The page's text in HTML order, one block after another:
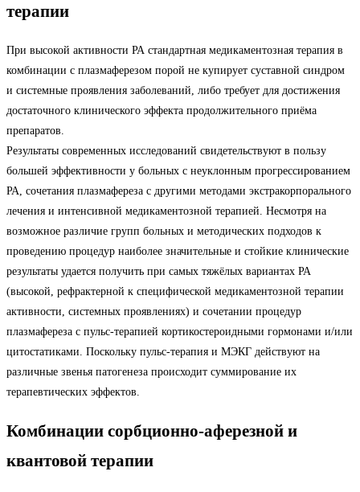
терапии
При высокой активности РА стандартная медикаментозная терапия в
комбинации с плазмаферезом порой не купирует суставной синдром
и системные проявления заболеваний, либо требует для достижения
достаточного клинического эффекта продолжительного приёма
препаратов.
Результаты современных исследований свидетельствуют в пользу
большей эффективности у больных с неуклонным прогрессированием
РА, сочетания плазмафереза с другими методами экстракорпорального
лечения и интенсивной медикаментозной терапией. Несмотря на
возможное различие групп больных и методических подходов к
проведению процедур наиболее значительные и стойкие клинические
результаты удается получить при самых тяжёлых вариантах РА
(высокой, рефрактерной к специфической медикаментозной терапии
активности, системных проявлениях) и сочетании процедур
плазмафереза с пульс-терапией кортикостероидными гормонами и/или
цитостатиками. Поскольку пульс-терапия и МЭКГ действуют на
различные звенья патогенеза происходит суммирование их
терапевтических эффектов.
Комбинации сорбционно-аферезной и
квантовой терапии